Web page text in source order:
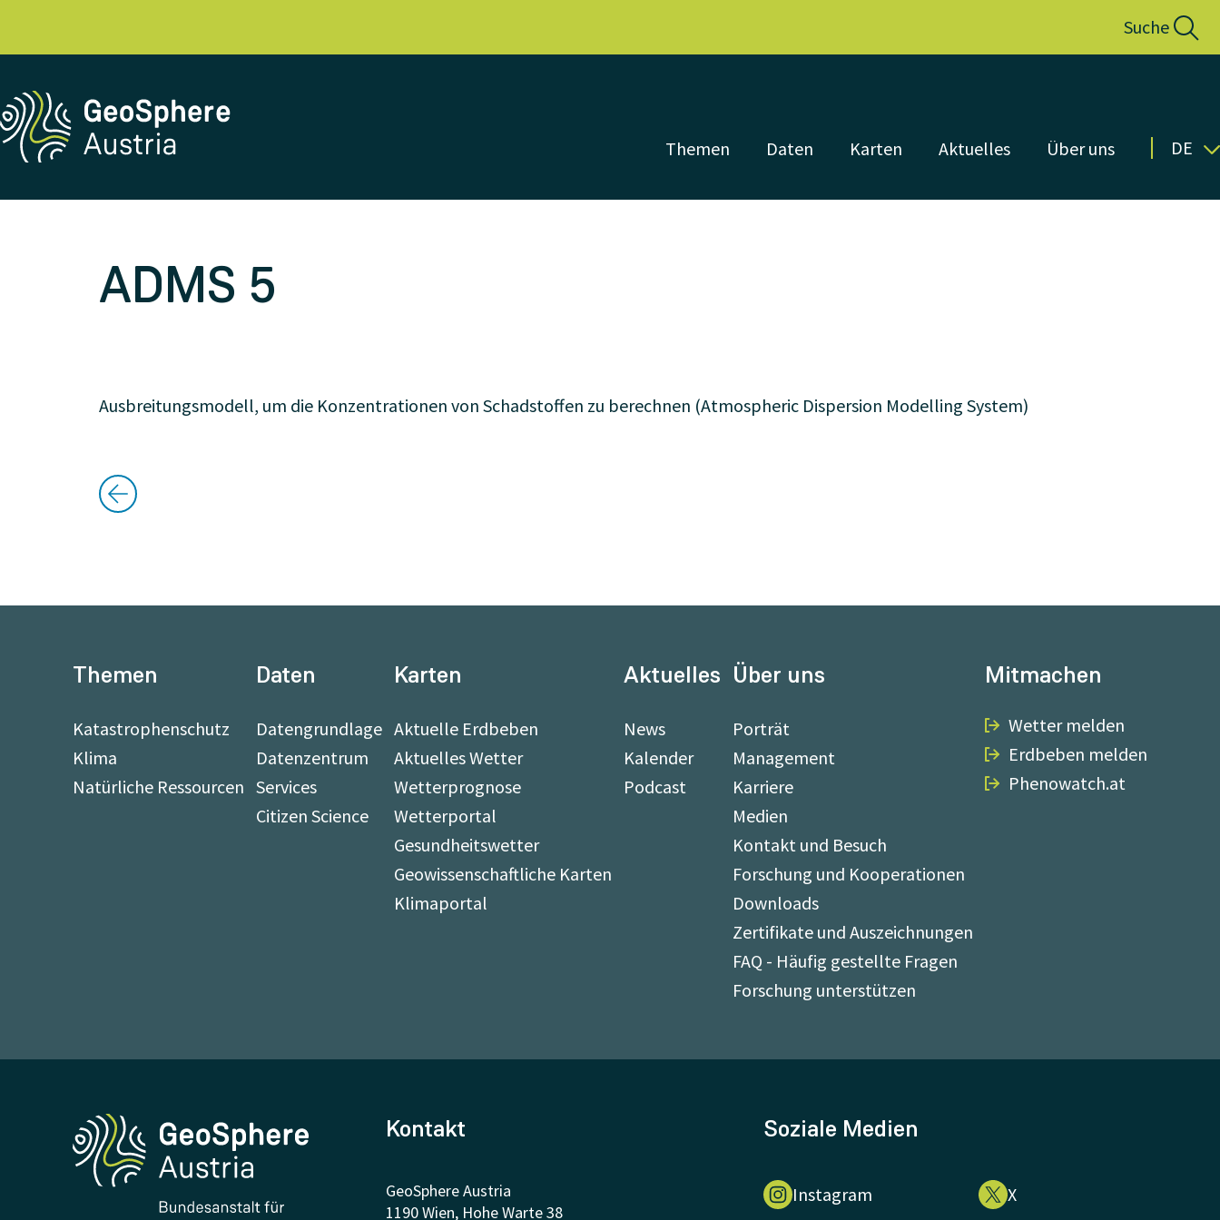
Suche
Themen Daten Karten Aktuelles Über uns DE
ADMS 5
Ausbreitungsmodell, um die Konzentrationen von Schadstoffen zu berechnen (Atmospheric Dispersion Modelling System)
Themen
Katastrophenschutz
Klima
Natürliche Ressourcen
Daten
Datengrundlage
Datenzentrum
Services
Citizen Science
Karten
Aktuelle Erdbeben
Aktuelles Wetter
Wetterprognose
Wetterportal
Gesundheitswetter
Geowissenschaftliche Karten
Klimaportal
Aktuelles
News
Kalender
Podcast
Über uns
Porträt
Management
Karriere
Medien
Kontakt und Besuch
Forschung und Kooperationen
Downloads
Zertifikate und Auszeichnungen
FAQ - Häufig gestellte Fragen
Forschung unterstützen
Mitmachen
Wetter melden
Erdbeben melden
Phenowatch.at
Kontakt
GeoSphere Austria
1190 Wien, Hohe Warte 38
Soziale Medien
Instagram X